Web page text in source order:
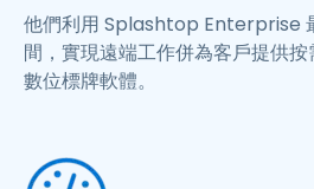
他們利用 Splashtop Enterprise
間，實現遠端工作併為客戶提供
數位標牌軟體。